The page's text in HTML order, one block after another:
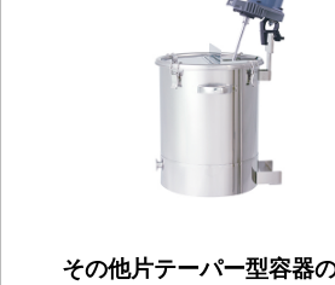
その他片テーパー型容器